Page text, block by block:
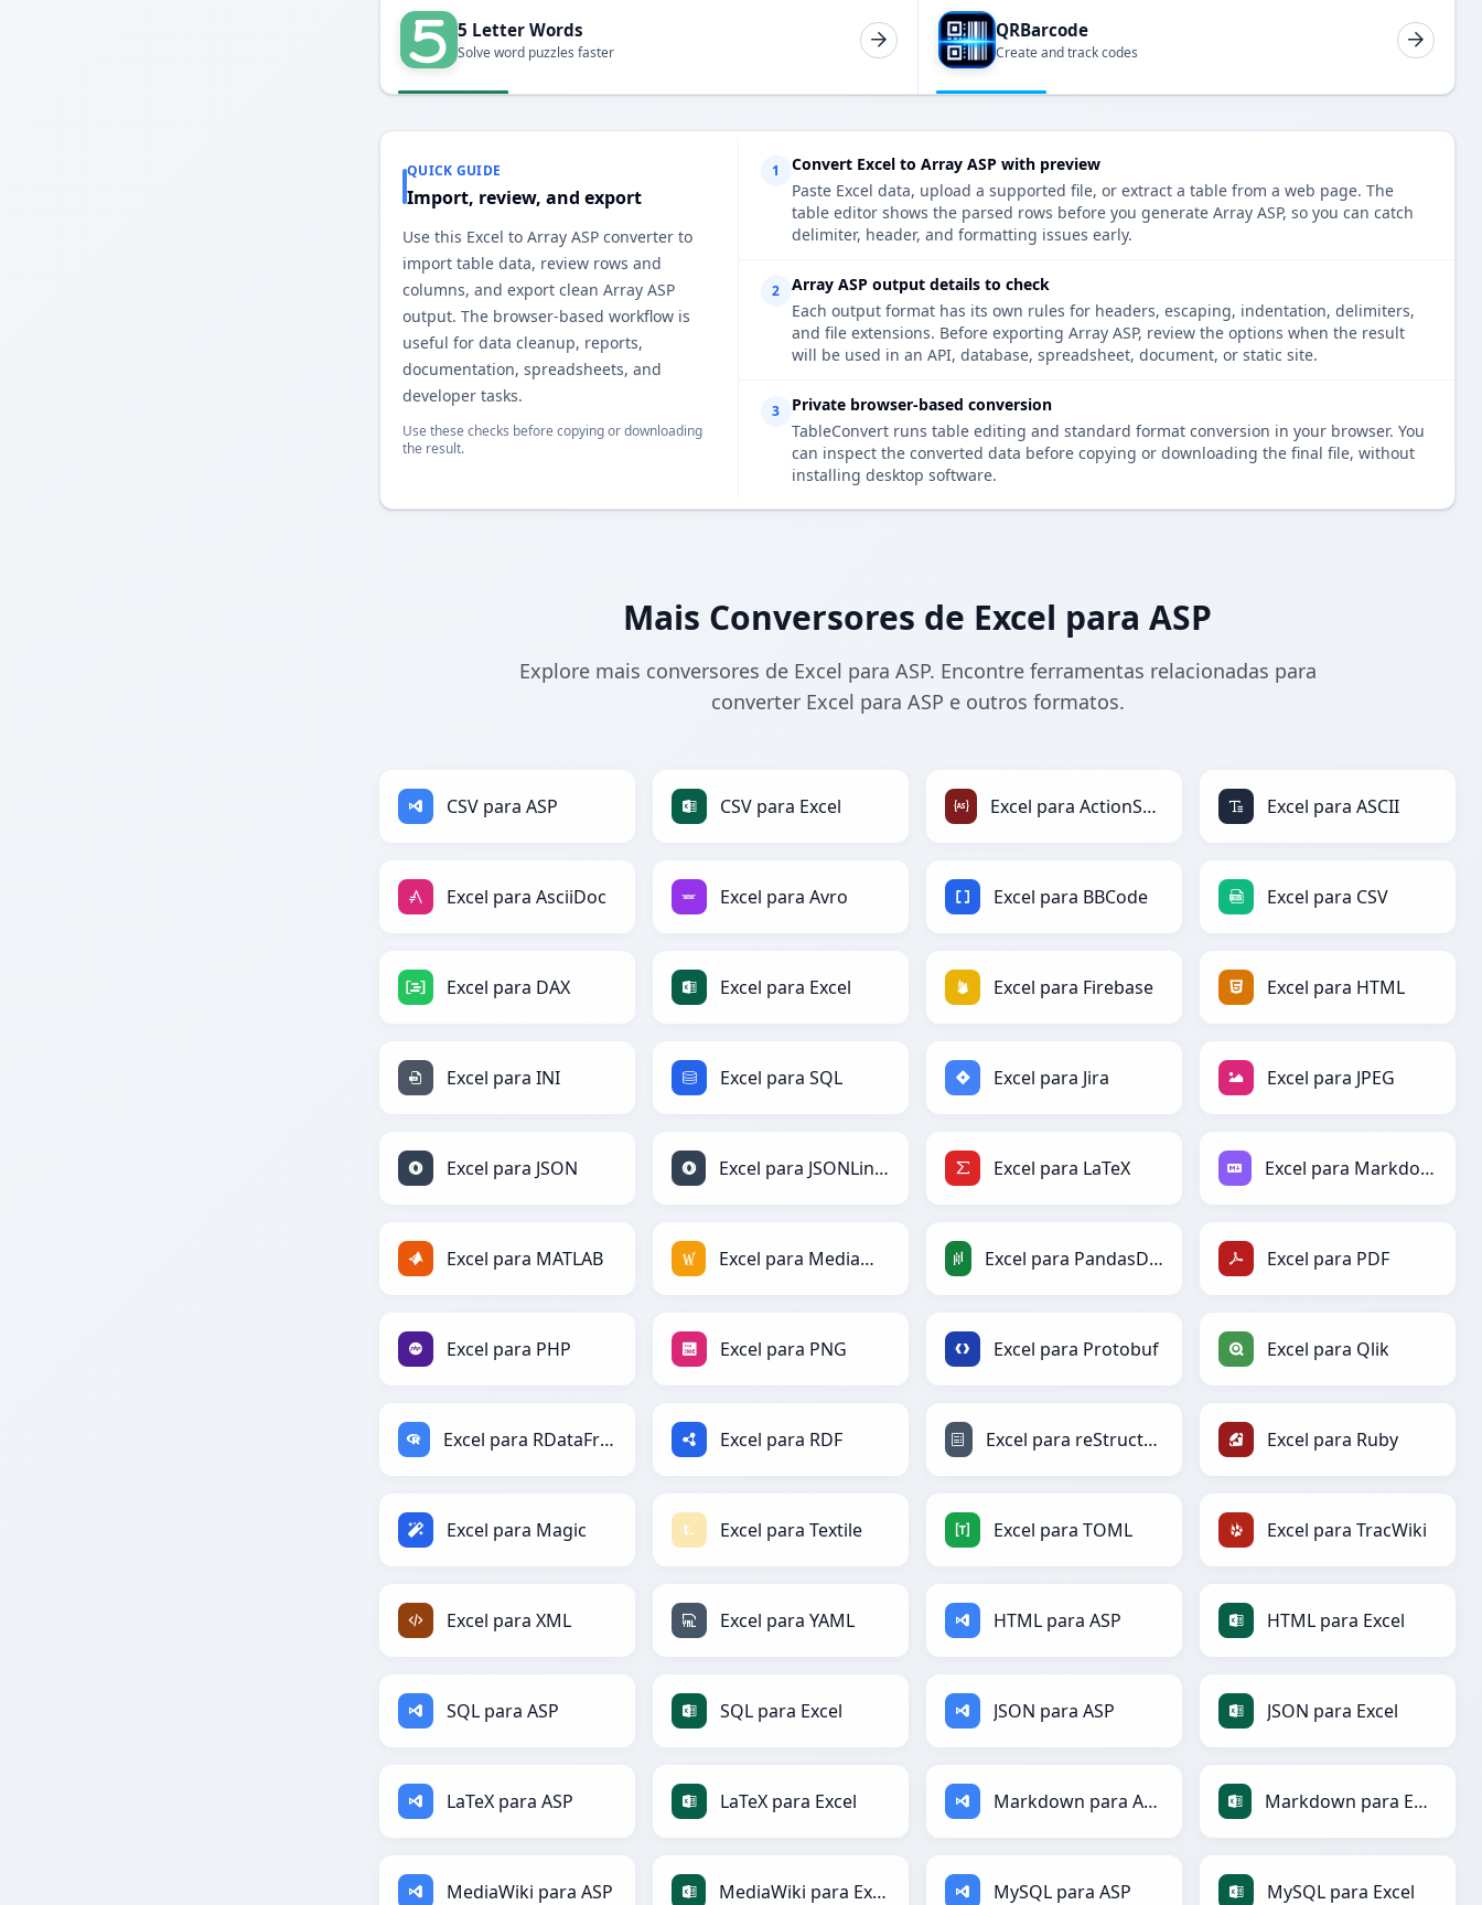
5 Letter Words
Solve word puzzles faster
QRBarcode
Create and track codes
QUICK GUIDE
Import, review, and export
Use this Excel to Array ASP converter to
import table data, review rows and
columns, and export clean Array ASP
output. The browser-based workflow is
useful for data cleanup, reports,
documentation, spreadsheets, and
developer tasks.
Use these checks before copying or downloading
the result.
1
Convert Excel to Array ASP with preview
Paste Excel data, upload a supported file, or extract a table from a web page. The
table editor shows the parsed rows before you generate Array ASP, so you can catch
delimiter, header, and formatting issues early.
2
Array ASP output details to check
Each output format has its own rules for headers, escaping, indentation, delimiters,
and file extensions. Before exporting Array ASP, review the options when the result
will be used in an API, database, spreadsheet, document, or static site.
3
Private browser-based conversion
TableConvert runs table editing and standard format conversion in your browser. You
can inspect the converted data before copying or downloading the final file, without
installing desktop software.
Mais Conversores de Excel para ASP
Explore mais conversores de Excel para ASP. Encontre ferramentas relacionadas para
converter Excel para ASP e outros formatos.
CSV para ASP CSV para Excel Excel para ActionScript Excel para ASCII
Excel para AsciiDoc Excel para Avro Excel para BBCode Excel para CSV
Excel para DAX Excel para Excel Excel para Firebase Excel para HTML
Excel para INI Excel para SQL Excel para Jira Excel para JPEG
Excel para JSON Excel para JSONLines Excel para LaTeX Excel para Markdown
Excel para MATLAB Excel para MediaWiki Excel para PandasDataFrame Excel para PDF
Excel para PHP Excel para PNG Excel para Protobuf Excel para Qlik
Excel para RDataFrame Excel para RDF Excel para reStructuredText Excel para Ruby
Excel para Magic Excel para Textile Excel para TOML Excel para TracWiki
Excel para XML Excel para YAML HTML para ASP HTML para Excel
SQL para ASP SQL para Excel JSON para ASP JSON para Excel
LaTeX para ASP LaTeX para Excel Markdown para ASP Markdown para Excel
MediaWiki para ASP MediaWiki para Excel MySQL para ASP MySQL para Excel